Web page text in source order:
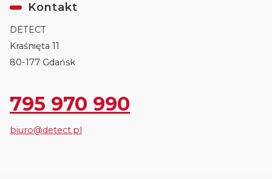
Kontakt
DETECT
Kraśnięta 11
80-177 Gdańsk
795 970 990
biuro@detect.pl